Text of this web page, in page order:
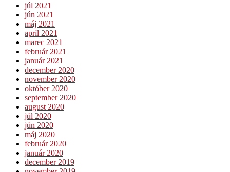
júl 2021
jún 2021
máj 2021
apríl 2021
marec 2021
február 2021
január 2021
december 2020
november 2020
október 2020
september 2020
august 2020
júl 2020
jún 2020
máj 2020
február 2020
január 2020
december 2019